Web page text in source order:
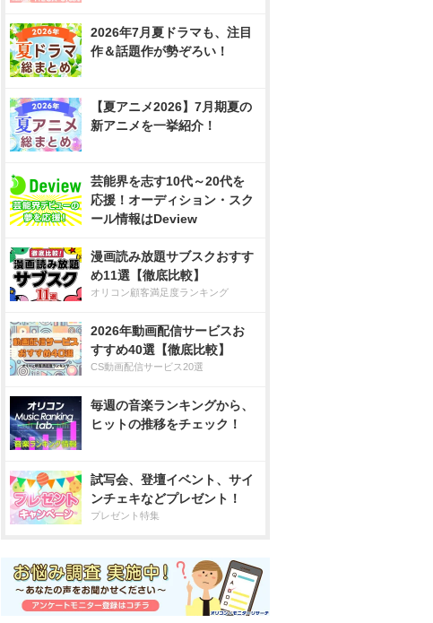
2026年7月夏ドラマも、注目
作＆話題作が勢ぞろい！
【夏アニメ2026】7月期夏の
新アニメを一挙紹介！
芸能界を志す10代～20代を
応援！オーディション・スク
ール情報はDeview
漫画読み放題サブスクおすす
め11選【徹底比較】
オリコン顧客満足度ランキング
2026年動画配信サービスお
すすめ40選【徹底比較】
CS動画配信サービス20選
毎週の音楽ランキングから、
ヒットの推移をチェック！
試写会、登壇イベント、サイ
ンチェキなどプレゼント！
プレゼント特集